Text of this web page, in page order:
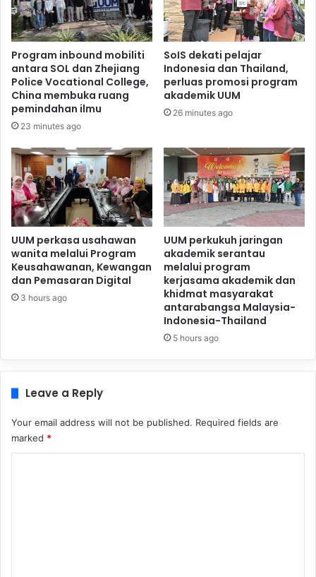
Program inbound mobiliti
antara SOL dan Zhejiang
Police Vocational College,
China membuka ruang
pemindahan ilmu
23 minutes ago
SoIS dekati pelajar
Indonesia dan Thailand,
perluas promosi program
akademik UUM
26 minutes ago
UUM perkasa usahawan
wanita melalui Program
Keusahawanan, Kewangan
dan Pemasaran Digital
3 hours ago
UUM perkukuh jaringan
akademik serantau
melalui program
kerjasama akademik dan
khidmat masyarakat
antarabangsa Malaysia-
Indonesia-Thailand
5 hours ago
Leave a Reply
Your email address will not be published. Required fields are
marked *